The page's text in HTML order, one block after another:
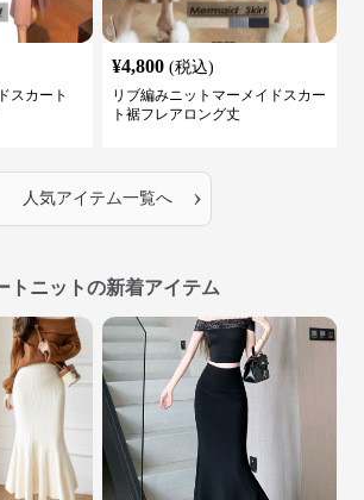
スカート
¥4,800 (税込)
リブ編みニットマーメイドスカー
ト裾フレアロング丈
人気アイテム一覧へ ›
トニットの新着アイテム